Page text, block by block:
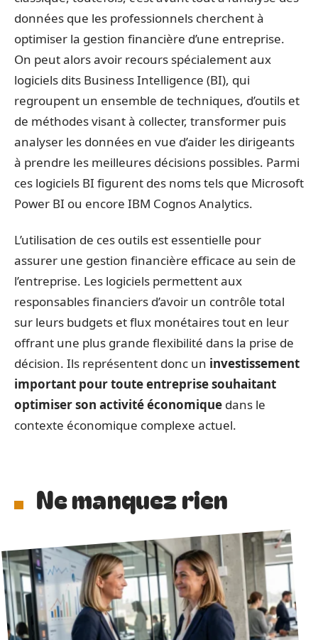
données que les professionnels cherchent à
optimiser la gestion financière d’une entreprise.
On peut alors avoir recours spécialement aux
logiciels dits Business Intelligence (BI), qui
regroupent un ensemble de techniques, d’outils et
de méthodes visant à collecter, transformer puis
analyser les données en vue d’aider les dirigeants
à prendre les meilleures décisions possibles. Parmi
ces logiciels BI figurent des noms tels que Microsoft
Power BI ou encore IBM Cognos Analytics.
L’utilisation de ces outils est essentielle pour
assurer une gestion financière efficace au sein de
l’entreprise. Les logiciels permettent aux
responsables financiers d’avoir un contrôle total
sur leurs budgets et flux monétaires tout en leur
offrant une plus grande flexibilité dans la prise de
décision. Ils représentent donc un investissement
important pour toute entreprise souhaitant
optimiser son activité économique dans le
contexte économique complexe actuel.
Ne manquez rien